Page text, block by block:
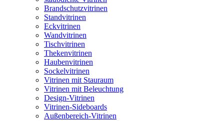
Brandschutzvitrinen
Standvitrinen
Eckvitrinen
Wandvitrinen
Tischvitrinen
Thekenvitrinen
Haubenvitrinen
Sockelvitrinen
Vitrinen mit Stauraum
Vitrinen mit Beleuchtung
Design-Vitrinen
Vitrinen-Sideboards
Außenbereich-Vitrinen